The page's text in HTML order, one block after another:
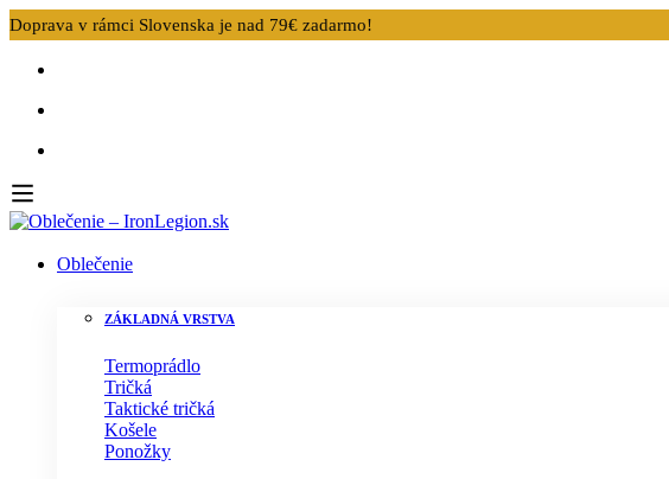
Doprava v rámci Slovenska je nad 79€ zadarmo!
Oblečenie
ZÁKLADNÁ VRSTVA
Termoprádlo
Tričká
Taktické tričká
Košele
Ponožky